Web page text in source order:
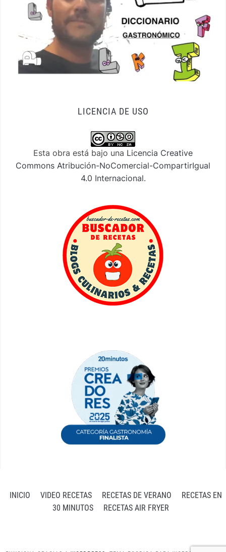
LICENCIA DE USO
Esta obra está bajo una Licencia Creative
Commons Atribución-NoComercial-CompartirIgual
4.0 Internacional.
INICIO VIDEO RECETAS RECETAS DE VERANO
RECETAS EN
30 MINUTOS
RECETAS AIR FRYER